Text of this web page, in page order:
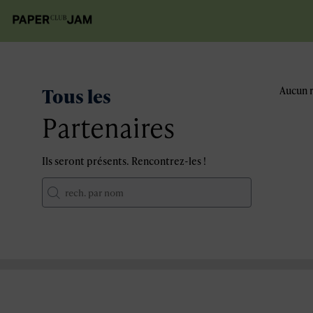
Tous les
Partenaires
Ils seront présents. Rencontrez-les !
Aucun